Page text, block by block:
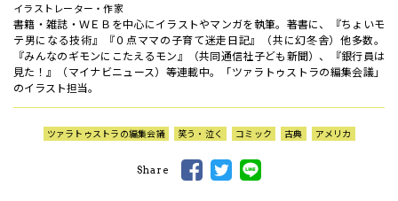
イラストレーター・作家
書籍・雑誌・ＷＥＢを中心にイラストやマンガを執筆。著書に、『ちょいモ
テ男になる技術』『０点ママの子育て迷走日記』（共に幻冬舎）他多数。
『みんなのギモンにこたえるモン』（共同通信社子ども新聞）、『銀行員は
見た！』（マイナビニュース）等連載中。「ツァラトゥストラの編集会議」
のイラスト担当。
ツァラトゥストラの編集会議 笑う・泣く コミック 古典 アメリカ
Share